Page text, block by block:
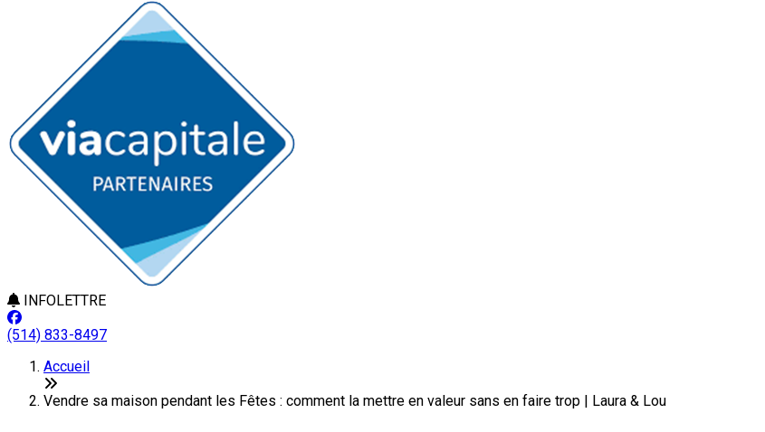
INFOLETTRE
(514) 833-8497
Accueil
Vendre sa maison pendant les Fêtes : comment la mettre en valeur sans en faire trop | Laura & Lou